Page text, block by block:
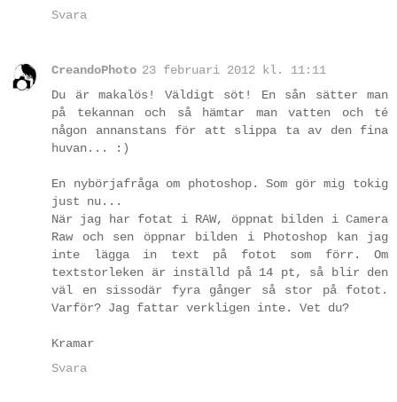
Svara
CreandoPhoto 23 februari 2012 kl. 11:11
Du är makalös! Väldigt söt! En sån sätter man
på tekannan och så hämtar man vatten och té
någon annanstans för att slippa ta av den fina
huvan... :)
En nybörjafråga om photoshop. Som gör mig tokig
just nu...
När jag har fotat i RAW, öppnat bilden i Camera
Raw och sen öppnar bilden i Photoshop kan jag
inte lägga in text på fotot som förr. Om
textstorleken är inställd på 14 pt, så blir den
väl en sissodär fyra gånger så stor på fotot.
Varför? Jag fattar verkligen inte. Vet du?
Kramar
Svara